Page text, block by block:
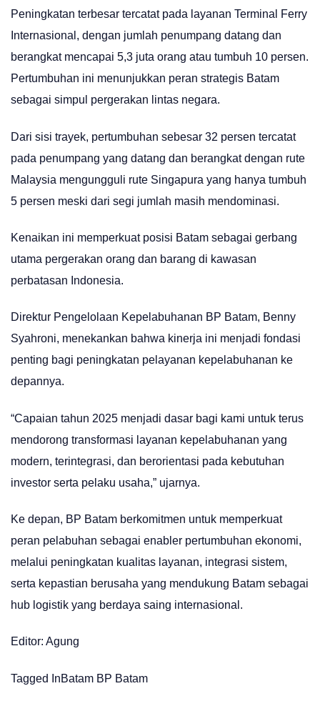
Peningkatan terbesar tercatat pada layanan Terminal Ferry
Internasional, dengan jumlah penumpang datang dan
berangkat mencapai 5,3 juta orang atau tumbuh 10 persen.
Pertumbuhan ini menunjukkan peran strategis Batam
sebagai simpul pergerakan lintas negara.
Dari sisi trayek, pertumbuhan sebesar 32 persen tercatat
pada penumpang yang datang dan berangkat dengan rute
Malaysia mengungguli rute Singapura yang hanya tumbuh
5 persen meski dari segi jumlah masih mendominasi.
Kenaikan ini memperkuat posisi Batam sebagai gerbang
utama pergerakan orang dan barang di kawasan
perbatasan Indonesia.
Direktur Pengelolaan Kepelabuhanan BP Batam, Benny
Syahroni, menekankan bahwa kinerja ini menjadi fondasi
penting bagi peningkatan pelayanan kepelabuhanan ke
depannya.
“Capaian tahun 2025 menjadi dasar bagi kami untuk terus
mendorong transformasi layanan kepelabuhanan yang
modern, terintegrasi, dan berorientasi pada kebutuhan
investor serta pelaku usaha,” ujarnya.
Ke depan, BP Batam berkomitmen untuk memperkuat
peran pelabuhan sebagai enabler pertumbuhan ekonomi,
melalui peningkatan kualitas layanan, integrasi sistem,
serta kepastian berusaha yang mendukung Batam sebagai
hub logistik yang berdaya saing internasional.
Editor: Agung
Tagged InBatam BP Batam